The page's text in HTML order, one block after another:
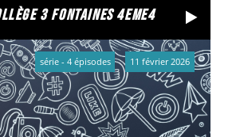
3 fontaines 4eme4
série - 4 épisodes 11 février 2026